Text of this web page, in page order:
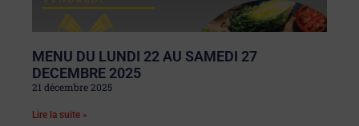
MENU DU LUNDI 22 AU SAMEDI 27
DECEMBRE 2025
21 décembre 2025
Lire la suite »